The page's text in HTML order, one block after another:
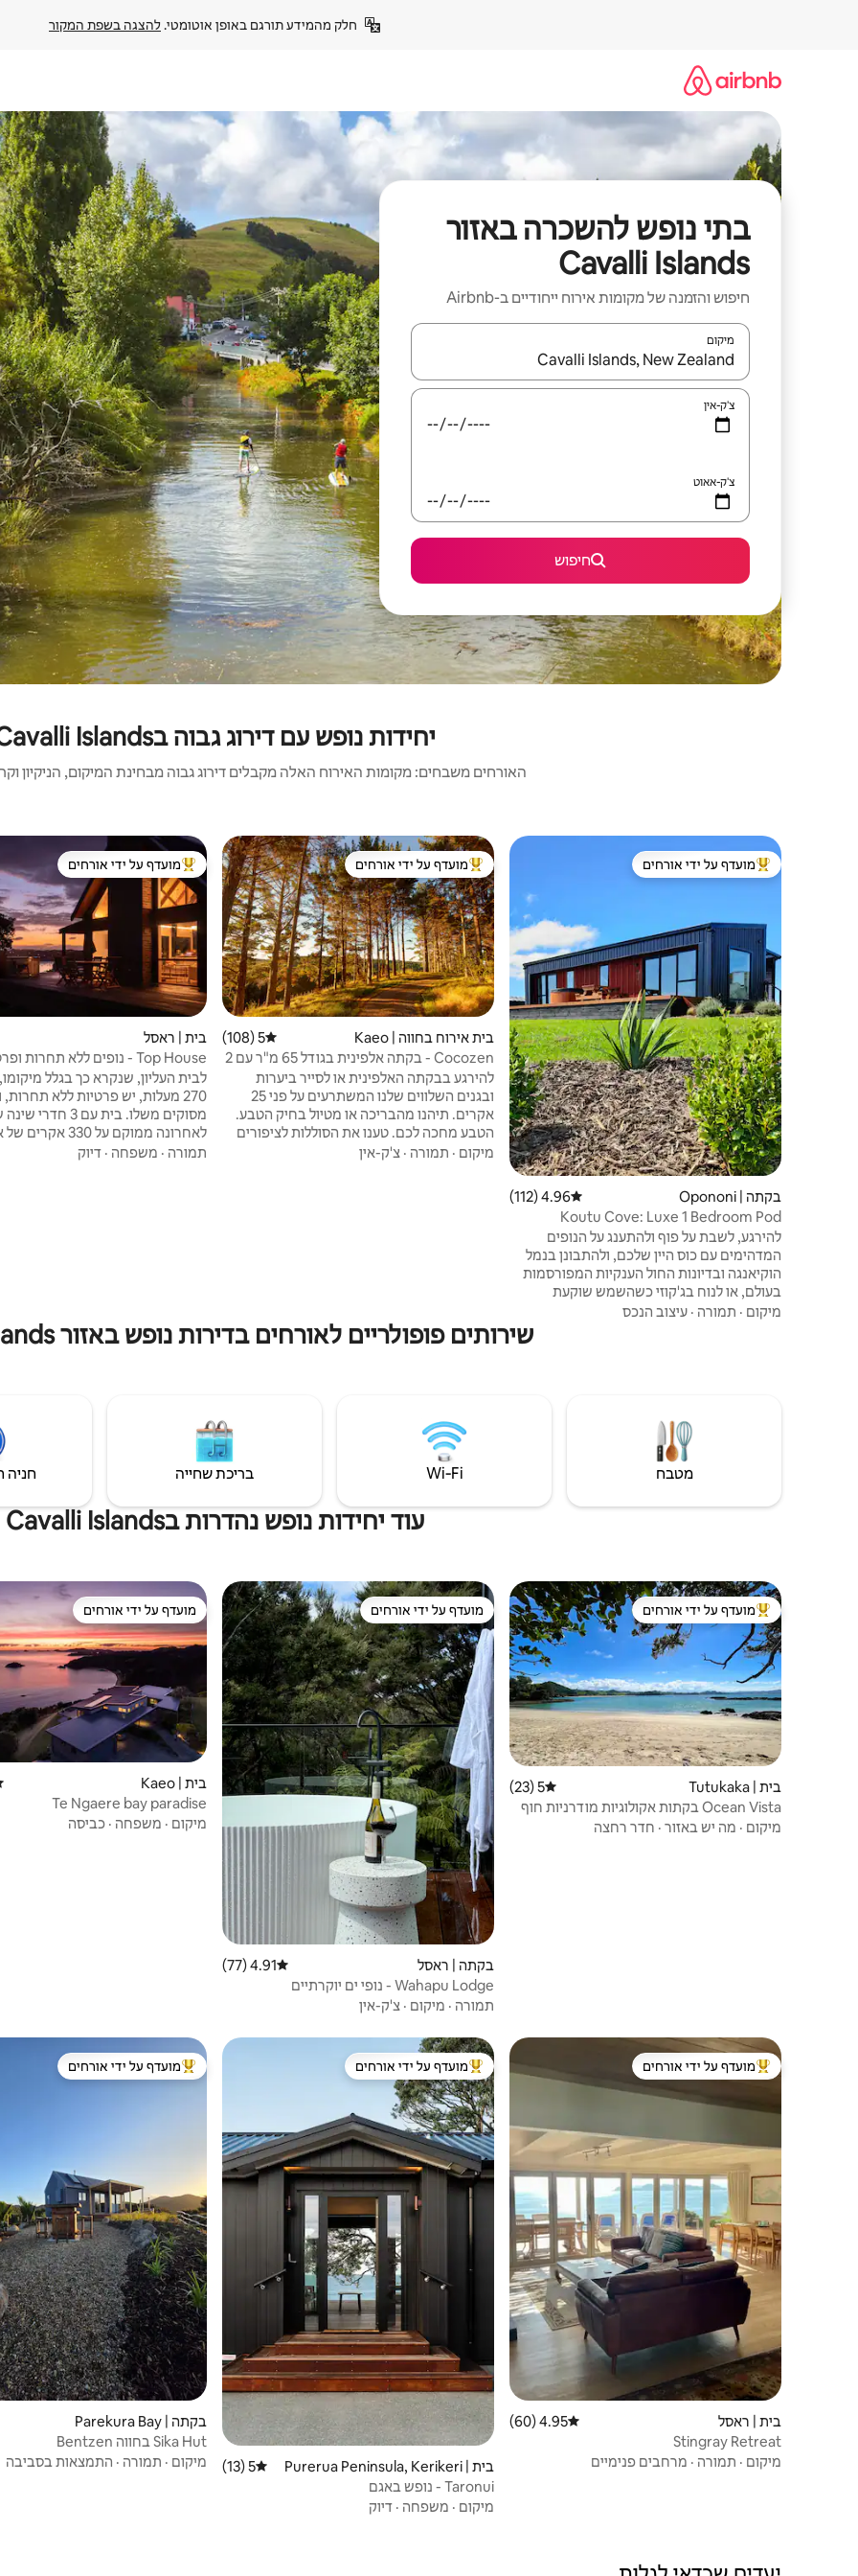
חלק מהמידע תורגם באופן אוטומטי. להצגה בשפת המקור
בתי נופש להשכרה באזור
Cavalli Islands
חיפוש והזמנה של מקומות אירוח ייחודיים ב-Airbnb
מיקום
כאשר התוצאות יהיו זמינות, יש לנווט עם מקשי החיצים למעלה ולמטה או לעיין בעזרת תנועות מגע או החלקה.
צ'ק-אין
צ'ק-אאוט
חיפוש
יחידות נופש עם דירוג גבוה בCavalli Islands
האורחים משבחים: מקומות האירוח האלה מקבלים דירוג גבוה מבחינת המיקום, הניקיון
מוביל בקרב נכסים מועדפים על ידי אורחים
מועדף על ידי אורחים
בקתה | Opononi דירוג ממוצע של 4.96 מתוך 5, 112 ביקורות
4.96 (112)
Koutu Cove: Luxe 1 Bedroom Pod
להירגע, לשבת על פוף ולהתענג על הנופים
המדהימים עם כוס היין שלכם, ולהתבונן בנמל
הוקיאנגה ובדיונות החול הענקיות המפורסמות
בעולם, או לנוח בג'קוזי כשהשמש שוקעת
והכוכבים מופיעים מעליכם. הדירה המודרנית
להכניס חיות מחמד, לקבל מבקרים, לקמפינג,
לערוך מסיבות או אירועים.
מיקום · תמורה · עיצוב הנכס
מוביל בקרב נכסים מועדפים על ידי אורחים
מועדף על ידי אורחים
בית אירוח בחווה | Kaeo דירוג ממוצע של 5 מתוך 5, 108 ביקורות
5 (108)
Cocozen - בקתה אלפינית בגודל 65 מ"ר עם 2
חדרי שינה על 25a homestead
להירגע בבקתה האלפינית או לסייר ביערות
ובגנים השלווים שלנו המשתרעים על פני 25
אקרים. תיהנו מהבריכה או מטיול בחיק הטבע.
הטבע מחכה לכם. טענו את הסוללות לציפורים
ולרוח בצמרות העצים. בבקתה האלפינית הזו עם
מיקום · תמורה · צ'ק-אין
מוביל בקרב נכסים מועדפים על ידי
מועדף על ידי אורחים
בית | ראסל
Top House - נופים ללא תחרות ופרטיות
לבית העליון, שנקרא כך בגלל
270 מעלות, יש פרטיות ללא
מסוקים משלו. בית עם 3
לאחרונה ממוקם על 330
חקלאית פרטית. הבית הושלם
תמורה · משפחה · דיוק
שירותים פופולריים לאורחים בדירות נופש באזור Cavalli Islands
מטבח Wi‑Fi בריכת שחייה חניה
עוד יחידות נופש נהדרות בCavalli Islands
מוביל בקרב נכסים מועדפים על ידי אורחים
מועדף על ידי אורחים
בית | Tutukaka דירוג ממוצע של 5 מתוך 5, 23 ביקורות
5 (23)
Ocean Vista בקתות אקולוגיות מודרניות חוף
טוטוקאקה
מיקום · מה יש באזור · חדר רחצה
מועדף על ידי אורחים
מועדף על ידי אורחים
בקתה | ראסל דירוג ממוצע של 4.91 מתוך 5, 77 ביקורות
4.91 (77)
Wahapu Lodge - נופי ים יוקרתיים
תמורה · מיקום · צ'ק-אין
מועדף על ידי אורחים
מועדף על ידי אורחים
בית | Kaeo
Te Ngaere bay paradise
מיקום · משפחה · כביסה
מוביל בקרב נכסים מועדפים על ידי אורחים
מועדף על ידי אורחים
בית | ראסל דירוג ממוצע של 4.95 מתוך 5, 60 ביקורות
4.95 (60)
Stingray Retreat
מיקום · תמורה · מרחבים פנימיים
מוביל בקרב נכסים מועדפים על ידי אורחים
מועדף על ידי אורחים
בית | Purerua Peninsula, Kerikeri דירוג ממוצע של 5 מתוך 5, 13 ביקורות
5 (13)
Taronui - נופש באגם
מיקום · משפחה · דיוק
מוביל בקרב נכסים מועדפים על ידי
מועדף על ידי אורחים
בקתה | Parekura Bay
Sika Hut בחווה Bentzen
מיקום · תמורה · התמצאות בסביבה